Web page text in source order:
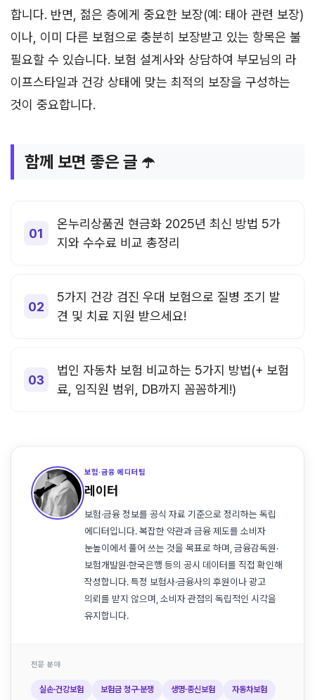
합니다. 반면, 젊은 층에게 중요한 보장(예: 태아 관련 보장)
이나, 이미 다른 보험으로 충분히 보장받고 있는 항목은 불
필요할 수 있습니다. 보험 설계사와 상담하여 부모님의 라
이프스타일과 건강 상태에 맞는 최적의 보장을 구성하는
것이 중요합니다.
함께 보면 좋은 글 ☂️
온누리상품권 현금화 2025년 최신 방법 5가
지와 수수료 비교 총정리
5가지 건강 검진 우대 보험으로 질병 조기 발
견 및 치료 지원 받으세요!
법인 자동차 보험 비교하는 5가지 방법(+ 보험
료, 임직원 범위, DB까지 꼼꼼하게!)
보험·금융 에디터팀
레이터
보험·금융 정보를 공식 자료 기준으로 정리하는 독립
에디터입니다. 복잡한 약관과 금융 제도를 소비자
눈높이에서 풀어 쓰는 것을 목표로 하며, 금융감독원·
보험개발원·한국은행 등의 공시 데이터를 직접 확인해
작성합니다. 특정 보험사·금융사의 후원이나 광고
의뢰를 받지 않으며, 소비자 관점의 독립적인 시각을
유지합니다.
전문 분야
실손·건강보험 보험금 청구·분쟁 생명·종신보험 자동차보험